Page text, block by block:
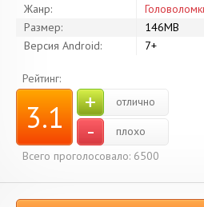
Жанр:
Размер:
146MB
Версия Android:
7+
Рейтинг:
3.1 + отлично
-
плохо
Всего проголосовало: 6500